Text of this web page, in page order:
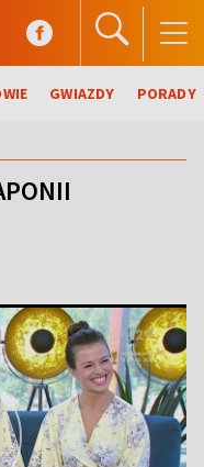
GWIAZDY PORADY